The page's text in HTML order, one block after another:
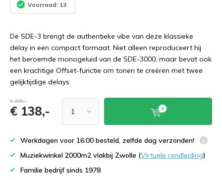
Voorraad: 13
De SDE-3 brengt de authentieke vibe van deze klassieke
delay in een compact formaat. Niet alleen reproduceert hij
het beroemde monogeluid van de SDE-3000, maar bevat ook
een krachtige Offset-functie om tonen te creëren met twee
gelijktijdige delays
€ 209,-
€ 138,-
Werkdagen voor 16:00 besteld, zelfde dag verzonden!
Muziekwinkel 2000m2 vlakbij Zwolle (Virtuele rondleiding)
Familie bedrijf sinds 1978